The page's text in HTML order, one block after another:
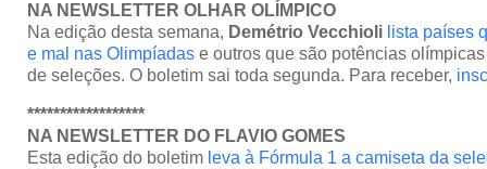
NA NEWSLETTER OLHAR OLÍMPICO
Na edição desta semana, Demétrio Vecchioli lista países
e mal nas Olimpíadas e outros que são potências
de seleções. O boletim sai toda segunda. Para receber,
******************
NA NEWSLETTER DO FLAVIO GOMES
Esta edição do boletim leva à Fórmula 1 a camiseta da